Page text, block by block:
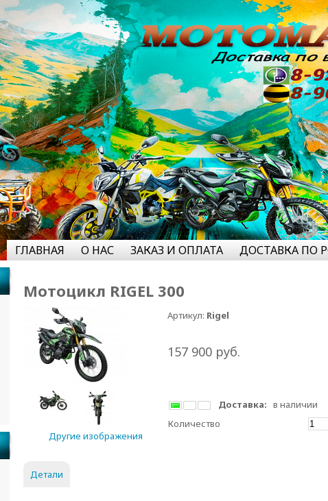
ГЛАВНАЯ О НАС ЗАКАЗ И ОПЛАТА ДОСТАВКА ПО
Мотоцикл RIGEL 300
Другие изображения
Артикул: Rigel
157 900 руб.
Доставка: в наличии
Количество
Детали